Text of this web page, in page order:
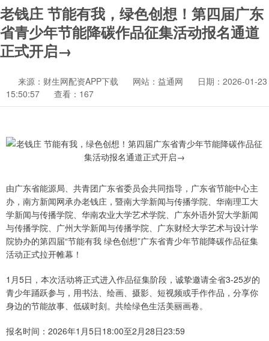
老钱庄 节能有我，绿色创想！第四届广东
省青少年节能降碳作品征集活动报名通道
正式开启→
来源：财生网配资APP下载 网站：益通网
日期：2026-01-23
15:50:57
查看：167
由广东省能源局、共青团广东省委员会共同指导，广东省节能中心主
办，南方新闻网承办老钱庄，暨南大学新闻与传播学院、华南理工大
学新闻与传播学院、华南农业大学艺术学院、广东外语外贸大学新闻
与传播学院、广州大学新闻与传播学院、广东财经大学艺术与设计学
院协办的第四届“节能有我 绿色创想”广东省青少年节能降碳作品征集
活动正式拉开帷幕！
1月5日，本次活动将正式进入作品征集阶段，诚挚邀请全省3-25岁的
青少年踊跃参与，用书法、绘画、摄影、短视频或手作作品，分享你
身边的节能故事、低碳时刻。共绘绿色生活美丽画卷。
报名时间：2026年1月5日18:00至2月28日23:59